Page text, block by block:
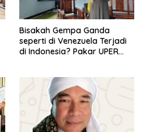
Bisakah Gempa Ganda
seperti di Venezuela Terjadi
di Indonesia? Pakar UPER